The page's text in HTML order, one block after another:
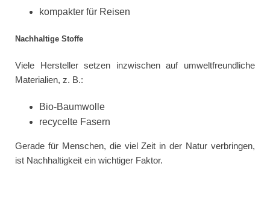
kompakter für Reisen
Nachhaltige Stoffe
Viele Hersteller setzen inzwischen auf umweltfreundliche
Materialien, z. B.:
Bio-Baumwolle
recycelte Fasern
Gerade für Menschen, die viel Zeit in der Natur verbringen,
ist Nachhaltigkeit ein wichtiger Faktor.